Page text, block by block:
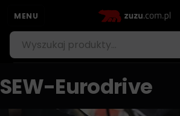
MENU
SEW-Eurodrive